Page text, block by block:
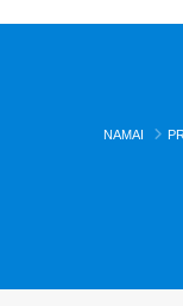
NAMAI